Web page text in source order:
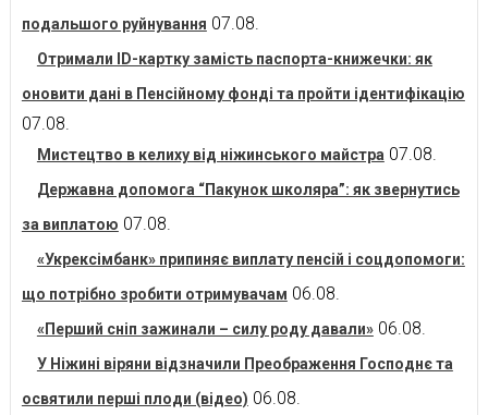
подальшого руйнування 07.08.
Отримали ID-картку замість паспорта-книжечки: як
оновити дані в Пенсійному фонді та пройти ідентифікацію
07.08.
Мистецтво в келиху від ніжинського майстра 07.08.
Державна допомога “Пакунок школяра”: як звернутись
за виплатою 07.08.
«Укрексімбанк» припиняє виплату пенсій і соцдопомоги:
що потрібно зробити отримувачам 06.08.
«Перший сніп зажинали – силу роду давали» 06.08.
У Ніжині віряни відзначили Преображення Господнє та
освятили перші плоди (відео) 06.08.